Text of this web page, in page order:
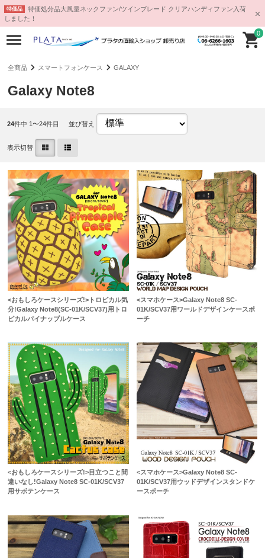
特価品
特価処分品大風量ネックファン/ツインブレード クリアハンディファン入荷
しました！
0
全商品 スマートフォンケース GALAXY
Galaxy Note8
24件中 1〜24件目 並び替え
表示切替
<おもしろケースシリーズ!>トロピカル気
分!Galaxy Note8(SC-01K/SCV37)用トロ
ピカルパイナップルケース
<スマホケース>Galaxy Note8 SC-
01K/SCV37用ワールドデザインケースポ
ーチ
<おもしろケースシリーズ!>目立つこと間
違いなし!Galaxy Note8 SC-01K/SCV37
用サボテンケース
<スマホケース>Galaxy Note8 SC-
01K/SCV37用ウッドデザインスタンドケ
ースポーチ